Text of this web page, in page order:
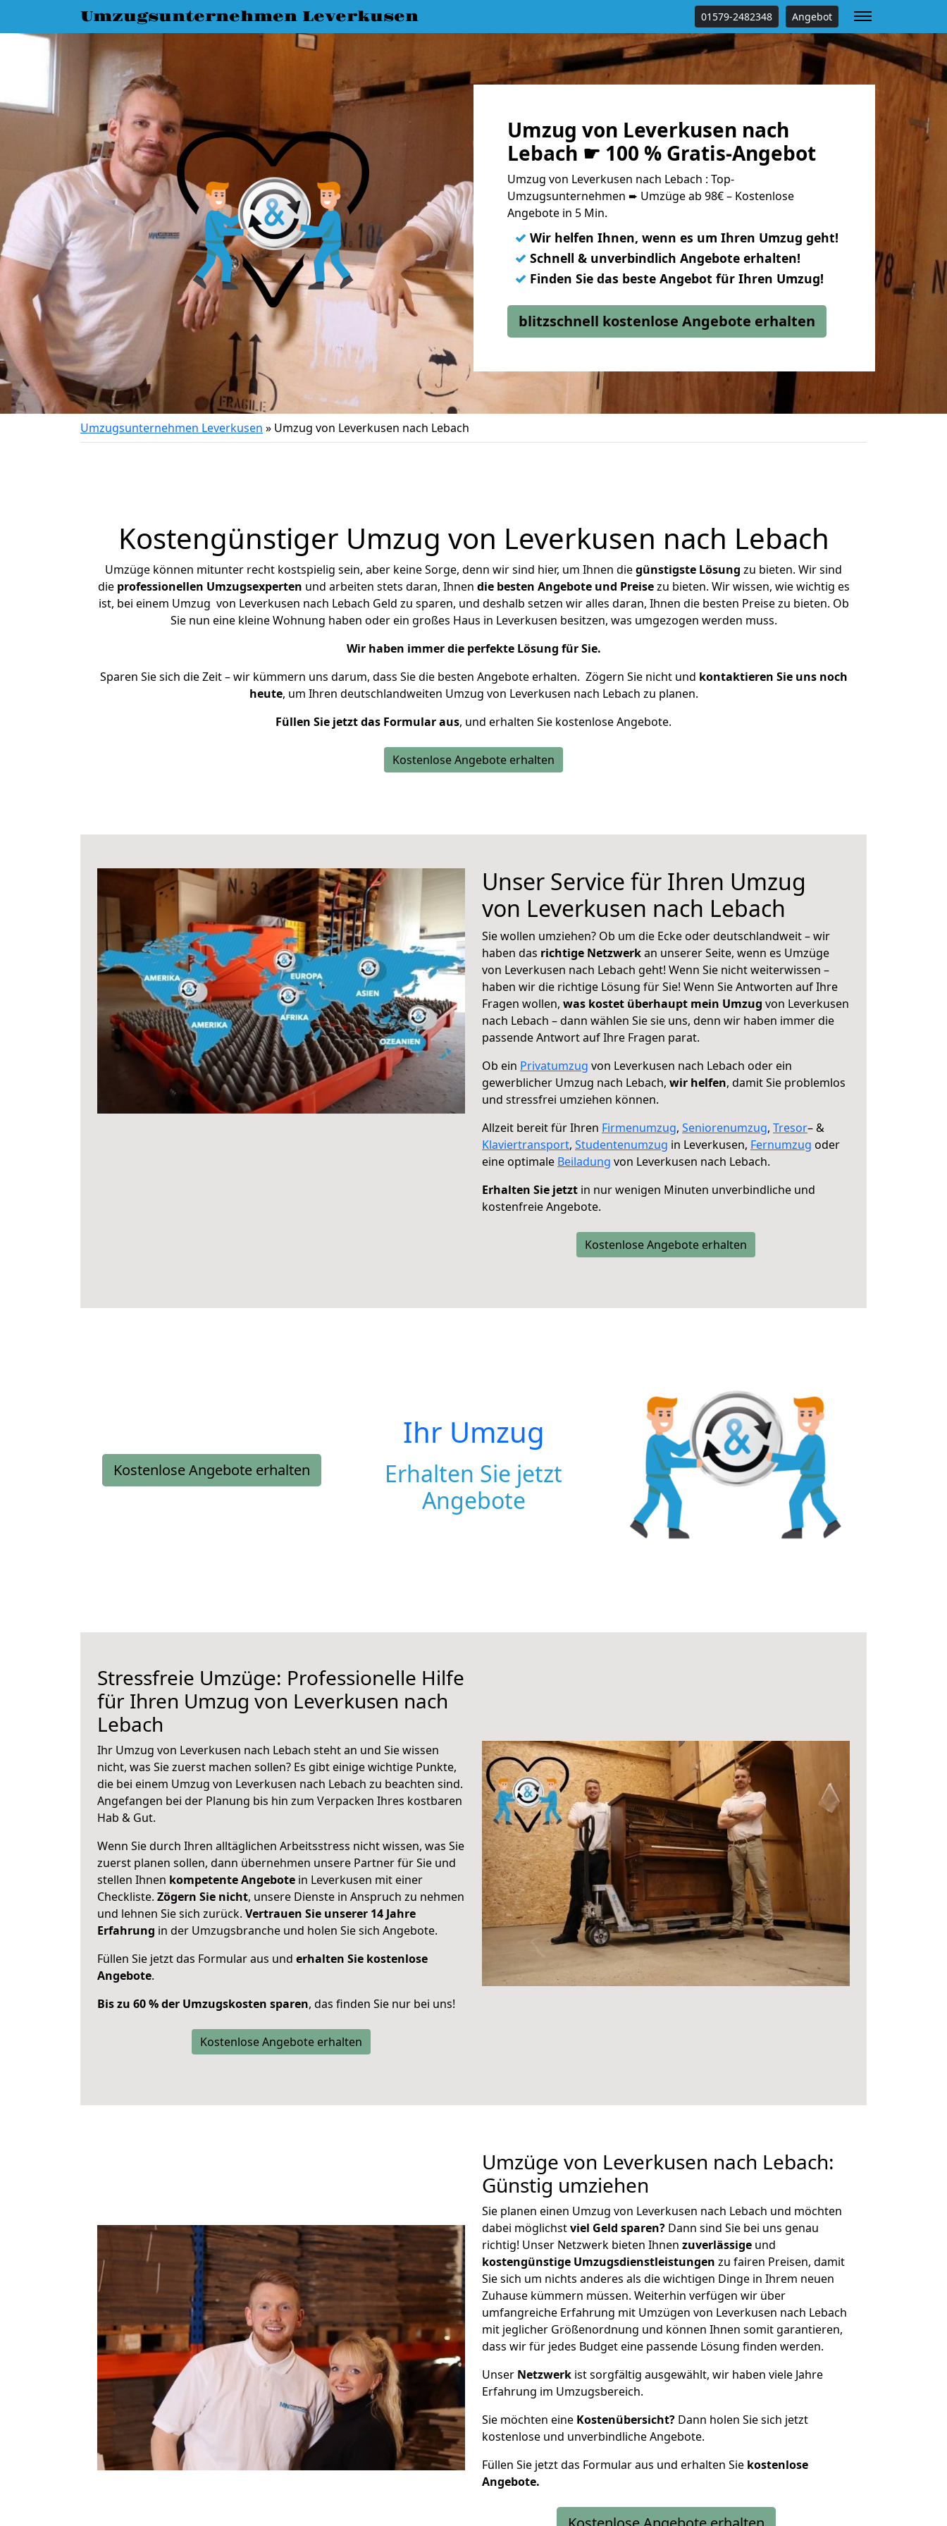
Umzugsunternehmen Leverkusen 01579-2482348 Angebot
Umzug von Leverkusen nach
Lebach ☛ 100 % Gratis-Angebot
Umzug von Leverkusen nach Lebach : Top-
Umzugsunternehmen ➨ Umzüge ab 98€ – Kostenlose
Angebote in 5 Min.
✓ Wir helfen Ihnen, wenn es um Ihren Umzug geht!
✓ Schnell & unverbindlich Angebote erhalten!
✓ Finden Sie das beste Angebot für Ihren Umzug!
blitzschnell kostenlose Angebote erhalten
Umzugsunternehmen Leverkusen » Umzug von Leverkusen nach Lebach
Kostengünstiger Umzug von Leverkusen nach Lebach
Umzüge können mitunter recht kostspielig sein, aber keine Sorge, denn wir sind hier, um Ihnen diegünstigste Lösung zu bieten. Wir sind
die professionellen Umzugsexperten und arbeiten stets daran, Ihnen die besten Angebote und Preisezu bieten. Wir wissen, wie wichtig es
ist, bei einem Umzug von Leverkusen nach Lebach Geld zu sparen, und deshalb setzen wir alles daran, Ihnen die besten Preise zu bieten. Ob
Sie nun eine kleine Wohnung haben oder ein großes Haus in Leverkusen besitzen, was umgezogen werden muss.
Wir haben immer die perfekte Lösung für Sie.
Sparen Sie sich die Zeit – wir kümmern uns darum, dass Sie die besten Angebote erhalten. Zögern Sie nicht und kontaktieren Sie uns noch
heute, um Ihren deutschlandweiten Umzug von Leverkusen nach Lebach zu planen.
Füllen Sie jetzt das Formular aus, und erhalten Sie kostenlose Angebote.
Kostenlose Angebote erhalten
Unser Service für Ihren Umzug
von Leverkusen nach Lebach
Sie wollen umziehen? Ob um die Ecke oder deutschlandweit – wir
haben das richtige Netzwerkan unserer Seite, wenn es Umzüge
von Leverkusen nach Lebach geht! Wenn Sie nicht weiterwissen –
haben wir die richtige Lösung für Sie! Wenn Sie Antworten auf Ihre
Fragen wollen, was kostet überhaupt mein Umzug von Leverkusen
nach Lebach – dann wählen Sie sie uns, denn wir haben immer die
passende Antwort auf Ihre Fragen parat.
Ob ein Privatumzug von Leverkusen nach Lebach oder ein
gewerblicher Umzug nach Lebach, wir helfen, damit Sie problemlos
und stressfrei umziehen können.
Allzeit bereit für Ihren Firmenumzug, Seniorenumzug, Tresor– &
Klaviertransport, Studentenumzug in Leverkusen, Fernumzug oder
eine optimale Beiladung von Leverkusen nach Lebach.
Erhalten Sie jetzt in nur wenigen Minuten unverbindliche und
kostenfreie Angebote.
Kostenlose Angebote erhalten
Kostenlose Angebote erhalten
Ihr Umzug
Erhalten Sie jetzt
Angebote
Stressfreie Umzüge: Professionelle Hilfe
für Ihren Umzug von Leverkusen nach
Lebach
Ihr Umzug von Leverkusen nach Lebach steht an und Sie wissen
nicht, was Sie zuerst machen sollen? Es gibt einige wichtige Punkte,
die bei einem Umzug von Leverkusen nach Lebach zu beachten sind.
Angefangen bei der Planung bis hin zum Verpacken Ihres kostbaren
Hab & Gut.
Wenn Sie durch Ihren alltäglichen Arbeitsstress nicht wissen, was Sie
zuerst planen sollen, dann übernehmen unsere Partner für Sie und
stellen Ihnen kompetente Angebote in Leverkusen mit einer
Checkliste. Zögern Sie nicht, unsere Dienste in Anspruch zu nehmen
und lehnen Sie sich zurück. Vertrauen Sie unserer 14 Jahre
Erfahrung in der Umzugsbranche und holen Sie sich Angebote.
Füllen Sie jetzt das Formular aus und erhalten Sie kostenlose
Angebote.
Bis zu 60 % der Umzugskosten sparen, das finden Sie nur bei uns!
Kostenlose Angebote erhalten
Umzüge von Leverkusen nach Lebach:
Günstig umziehen
Sie planen einen Umzug von Leverkusen nach Lebach und möchten
dabei möglichstviel Geld sparen? Dann sind Sie bei uns genau
richtig! Unser Netzwerk bieten Ihnen zuverlässige und
kostengünstige Umzugsdienstleistungen zu fairen Preisen, damit
Sie sich um nichts anderes als die wichtigen Dinge in Ihrem neuen
Zuhause kümmern müssen. Weiterhin verfügen wir über
umfangreiche Erfahrung mit Umzügen von Leverkusen nach Lebach
mit jeglicher Größenordnung und können Ihnen somit garantieren,
dass wir für jedes Budget eine passende Lösung finden werden.
Unser Netzwerk ist sorgfältig ausgewählt, wir haben viele Jahre
Erfahrung im Umzugsbereich.
Sie möchten eine Kostenübersicht? Dann holen Sie sich jetzt
kostenlose und unverbindliche Angebote.
Füllen Sie jetzt das Formular aus und erhalten Sie kostenlose
Angebote.